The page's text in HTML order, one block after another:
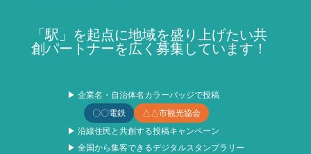
「駅」を起点に地域を盛り上げたい共
創パートナーを広く募集しています！
▶ 企業名・自治体名カラーバッジで投稿
〇〇電鉄
△△市観光協会
▶ 沿線住民と共創する投稿キャンペーン
▶ 全国から集客できるデジタルスタンプラリー